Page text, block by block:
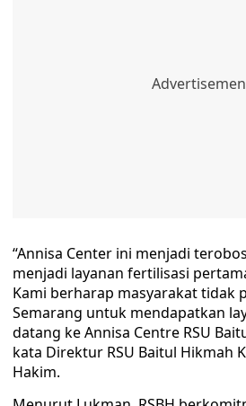
“Annisa Center ini menjadi
menjadi layanan fertilisasi
Kami berharap masyarakat tidak
Semarang untuk mendapatkan
datang ke Annisa Centre RSU
kata Direktur RSU Baitul Hikmah
Hakim.